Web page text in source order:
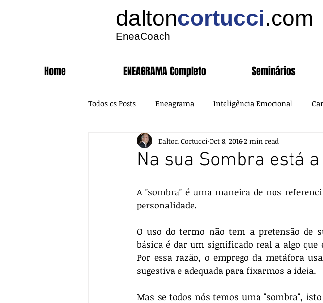
daltoncortucci.com
EneaCoach
Home ENEAGRAMA Completo Seminários
Todos os Posts Eneagrama Inteligência Emocional
Inteligência Emocional
Na sua Sombra está
Dalton Cortucci Oct 8, 2016 2 min read
A "sombra" é uma maneira de nos
personalidade.
O uso do termo não tem a pretensão de
básica é dar um significado real a algo
Por essa razão, o emprego da metáfora
sugestiva e adequada para fixarmos a ideia.
Mas se todos nós temos uma "sombra",